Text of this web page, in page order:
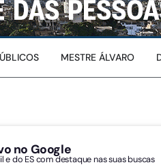
MESTRE ÁLVARO
no Google
e do ES com destaque nas suas buscas